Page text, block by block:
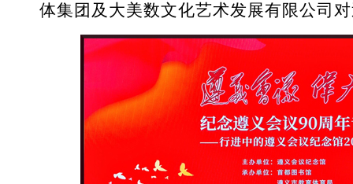
体集团及大美数文化艺术发展有限公司